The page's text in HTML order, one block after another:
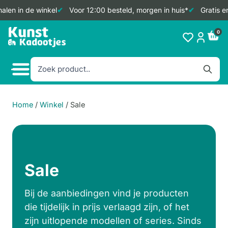
in de winkel Voor 12:00 besteld, morgen in huis* Gratis
Doorgaan
naar
0
Home / Winkel / Sale
Sale
Bij de aanbiedingen vind je producten
die tijdelijk in prijs verlaagd zijn, of het
zijn uitlopende modellen of series. Sinds